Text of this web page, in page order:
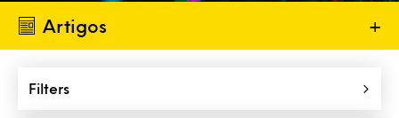
Artigos +
Filters